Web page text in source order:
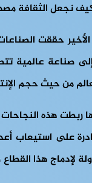
نجعل الثقافة
حققت
صناعة عالمية
من حيث حجم
ربطت هذه
على
لإدماج هذا